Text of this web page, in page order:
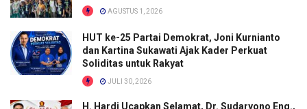
AGUSTUS 1, 2026
HUT ke-25 Partai Demokrat, Joni Kurnianto
dan Kartina Sukawati Ajak Kader Perkuat
Soliditas untuk Rakyat
JULI 30, 2026
H. Hardi Ucapkan Selamat, Dr. Sudaryono Eng.,